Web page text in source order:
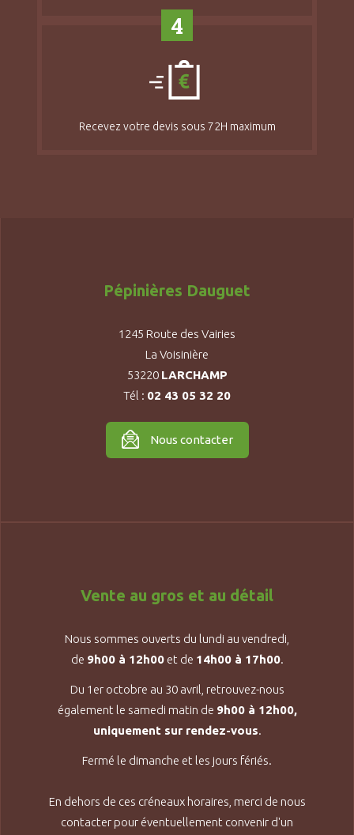
4
Recevez votre devis sous 72H maximum
Pépinières Dauguet
1245 Route des Vairies
La Voisinière
53220 LARCHAMP
Tél : 02 43 05 32 20
Nous contacter
Vente au gros et au détail
Nous sommes ouverts du lundi au vendredi,
de 9h00 à 12h00et de 14h00 à 17h00.
Du 1er octobre au 30 avril, retrouvez-nous
également le samedi matin de 9h00 à 12h00,
uniquement sur rendez-vous.
Fermé le dimanche et les jours fériés.
En dehors de ces créneaux horaires, merci de nous
contacter pour éventuellement convenir d'un